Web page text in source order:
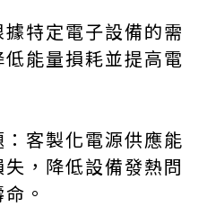
特定電子設備的需
能量損耗並提高電
客製化電源供應能
，降低設備發熱問
。